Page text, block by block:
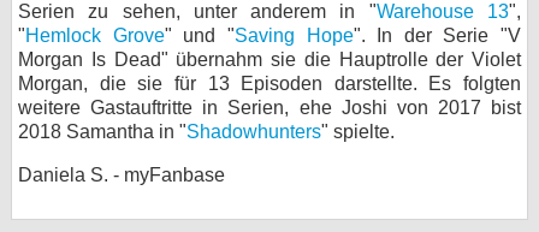
Serien zu sehen, unter anderem in "Warehouse 13",
"Hemlock Grove" und "Saving Hope". In der Serie "V
Morgan Is Dead" übernahm sie die Hauptrolle der Violet
Morgan, die sie für 13 Episoden darstellte. Es folgten
weitere Gastauftritte in Serien, ehe Joshi von 2017 bist
2018 Samantha in "Shadowhunters" spielte.
Daniela S. - myFanbase
bei Facebook
Kontakt